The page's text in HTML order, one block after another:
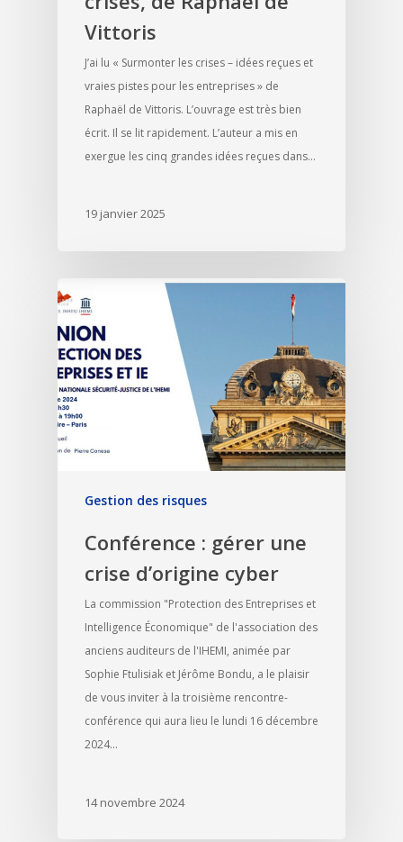
Vittoris
J’ai lu « Surmonter les crises – idées reçues et
vraies pistes pour les entreprises » de
Raphaël de Vittoris. L’ouvrage est très bien
écrit. Il se lit rapidement. L’auteur a mis en
exergue les cinq grandes idées reçues dans…
19 janvier 2025
Gestion des risques
Conférence : gérer une
crise d’origine cyber
La commission "Protection des Entreprises et
Intelligence Économique" de l'association des
anciens auditeurs de l'IHEMI, animée par
Sophie Ftulisiak et Jérôme Bondu, a le plaisir
de vous inviter à la troisième rencontre-
conférence qui aura lieu le lundi 16 décembre
2024…
14 novembre 2024